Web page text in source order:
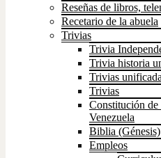
Reseñas de libros,
Recetario de la abuela
Trivias
Trivia
Trivia historia
Trivias
Trivias
Constitución
Venezuela
Biblia (Génesis)
Empleos